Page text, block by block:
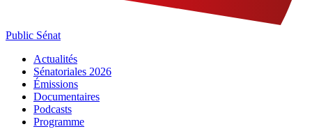
Public Sénat
Actualités
Sénatoriales 2026
Émissions
Documentaires
Podcasts
Programme